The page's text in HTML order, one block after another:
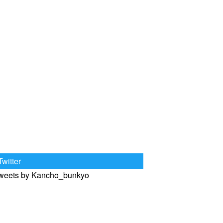
by Kancho_bunkyo